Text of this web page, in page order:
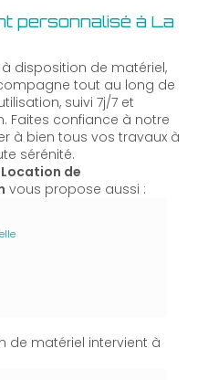
personnalisé à La
disposition de matériel,
tout au long de
suivi 7j/7 et
Faites confiance à notre
à bien tous vos travaux à
sérénité.
Location de
vous propose aussi :
de matériel intervient à